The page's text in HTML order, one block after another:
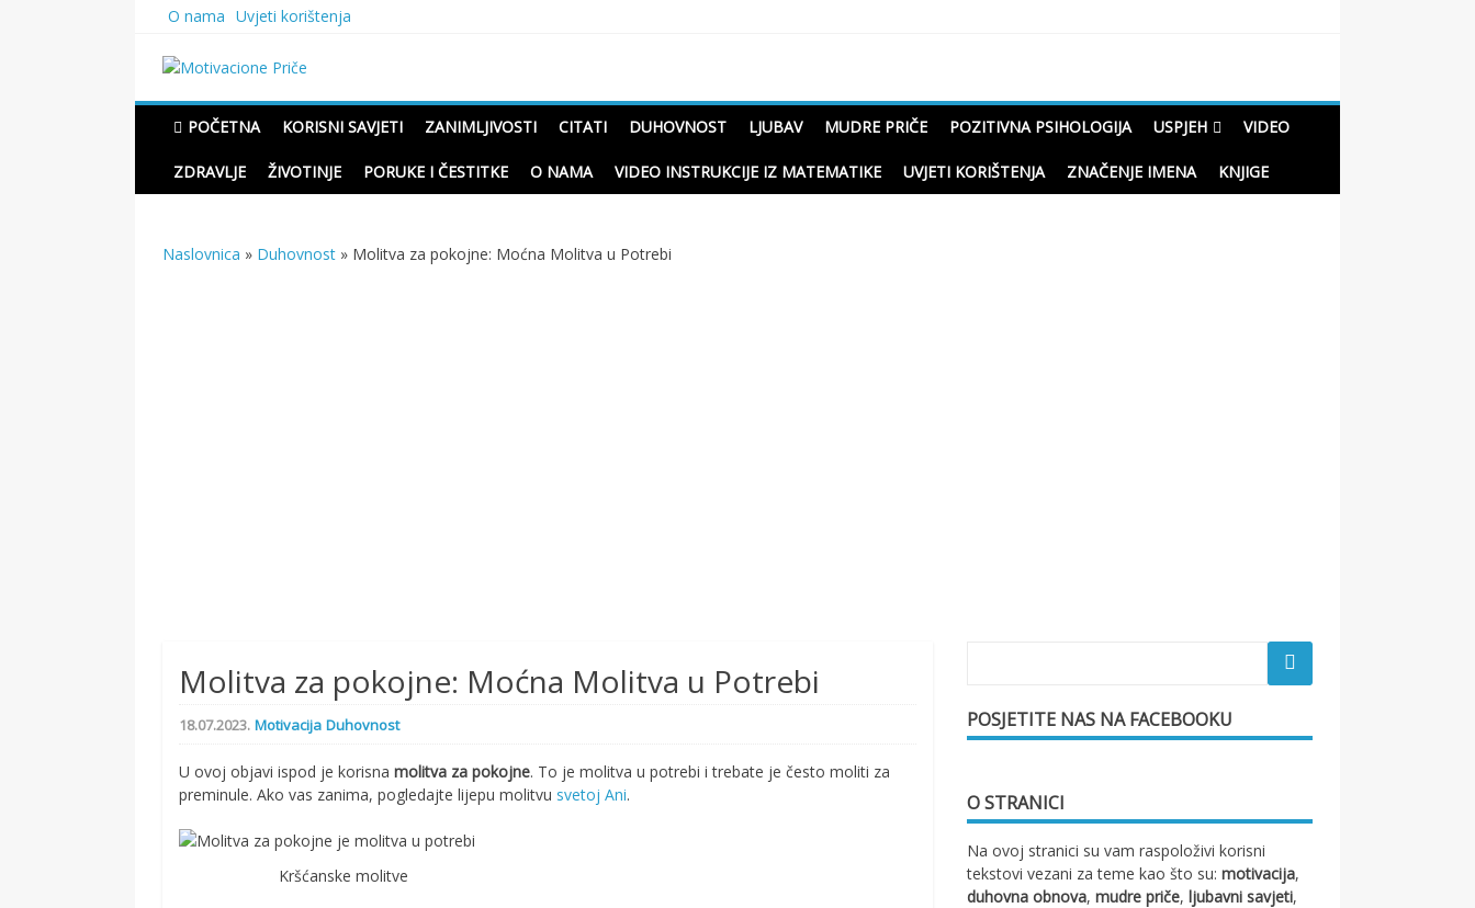
content
O nama Uvjeti korištenja
Motivacione Priče
POČETNA
KORISNI SAVJETI ZANIMLJIVOSTI CITATI DUHOVNOST LJUBAV MUDRE PRIČE POZITIVNA PSIHOLOGIJA USPJEH VIDEO
ZDRAVLJE ŽIVOTINJE PORUKE I ČESTITKE O NAMA VIDEO INSTRUKCIJE IZ MATEMATIKE UVJETI KORIŠTENJA ZNAČENJE IMENA KNJIGE
Naslovnica » Duhovnost » Molitva za pokojne: Moćna Molitva u Potrebi
Molitva za pokojne: Moćna Molitva u Potrebi
18.07.2023. Motivacija Duhovnost
U ovoj objavi ispod je korisnamolitva za pokojne. To je molitva u potrebi i trebate je često moliti za
preminule. Ako vas zanima, pogledajte lijepu molitvu svetoj Ani.
Kršćanske molitve
POSJETITE NAS NA FACEBOOKU
O STRANICI
Na ovoj stranici su vam raspoloživi korisni
tekstovi vezani za teme kao što su:motivacija,
duhovna obnova,mudre priče,ljubavni savjeti,